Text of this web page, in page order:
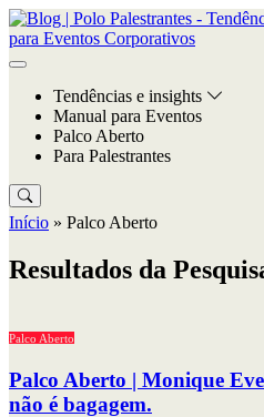
Tendências e insights
Manual para Eventos
Palco Aberto
Para Palestrantes
Início » Palco Aberto
Resultados da
Palco Aberto
Palco Aberto | Monique
não é bagagem.